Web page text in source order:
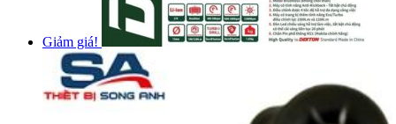
Giảm giá!